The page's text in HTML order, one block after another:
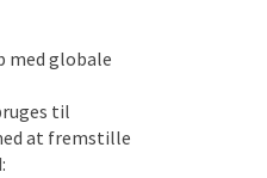
med globale
til
at fremstille